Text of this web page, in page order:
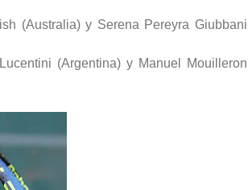
(Australia) y Serena Pereyra Giubbani
(Argentina) y Manuel Mouilleron